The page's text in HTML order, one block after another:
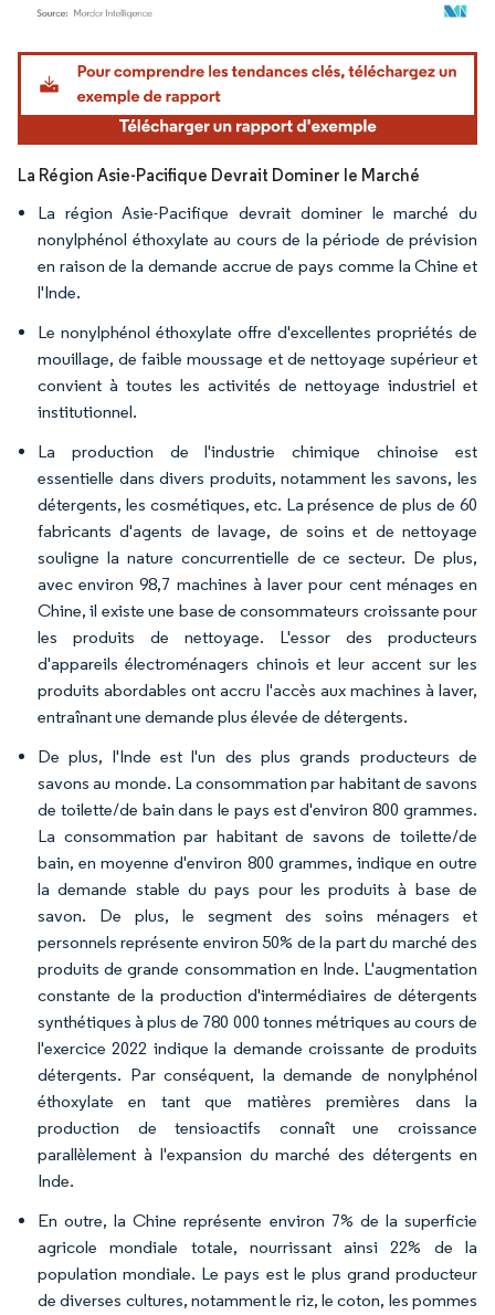
Image © Mordor Intelligence. La réutilisation nécessite une attribution sous CC BY
La Région Asie-Pacifique Devrait Dominer le Marché
La région Asie-Pacifique devrait dominer le marché du
nonylphénol éthoxylate au cours de la période de prévision
en raison de la demande accrue de pays comme la Chine et
l'Inde.
Le nonylphénol éthoxylate offre d'excellentes propriétés de
mouillage, de faible moussage et de nettoyage supérieur et
convient à toutes les activités de nettoyage industriel et
institutionnel.
La production de l'industrie chimique chinoise est
essentielle dans divers produits, notamment les savons, les
détergents, les cosmétiques, etc. La présence de plus de 60
fabricants d'agents de lavage, de soins et de nettoyage
souligne la nature concurrentielle de ce secteur. De plus,
avec environ 98,7 machines à laver pour cent ménages en
Chine, il existe une base de consommateurs croissante pour
les produits de nettoyage. L'essor des producteurs
d'appareils électroménagers chinois et leur accent sur les
produits abordables ont accru l'accès aux machines à laver,
entraînant une demande plus élevée de détergents.
De plus, l'Inde est l'un des plus grands producteurs de
savons au monde. La consommation par habitant de savons
de toilette/de bain dans le pays est d'environ 800 grammes.
La consommation par habitant de savons de toilette/de
bain, en moyenne d'environ 800 grammes, indique en outre
la demande stable du pays pour les produits à base de
savon. De plus, le segment des soins ménagers et
personnels représente environ 50% de la part du marché des
produits de grande consommation en Inde. L'augmentation
constante de la production d'intermédiaires de détergents
synthétiques à plus de 780 000 tonnes métriques au cours de
l'exercice 2022 indique la demande croissante de produits
détergents. Par conséquent, la demande de nonylphénol
éthoxylate en tant que matières premières dans la
production de tensioactifs connaît une croissance
parallèlement à l'expansion du marché des détergents en
Inde.
En outre, la Chine représente environ 7% de la superficie
agricole mondiale totale, nourrissant ainsi 22% de la
population mondiale. Le pays est le plus grand producteur
de diverses cultures, notamment le riz, le coton, les pommes